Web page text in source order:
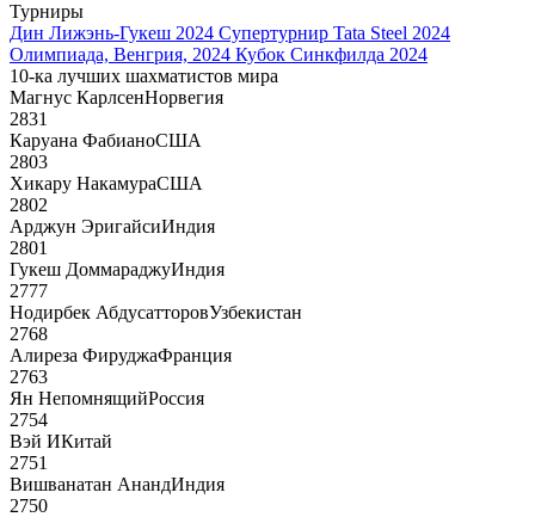
Турниры
Дин Лижэнь-Гукеш 2024 Супертурнир Tata Steel 2024
Олимпиада, Венгрия, 2024 Кубок Синкфилда 2024
10-ка лучших шахматистов мира
Магнус КарлсенНорвегия
2831
Каруана ФабианоСША
2803
Хикару НакамураСША
2802
Арджун ЭригайсиИндия
2801
Гукеш ДоммараджуИндия
2777
Нодирбек АбдусатторовУзбекистан
2768
Алиреза ФируджаФранция
2763
Ян НепомнящийРоссия
2754
Вэй ИКитай
2751
Вишванатан АнандИндия
2750